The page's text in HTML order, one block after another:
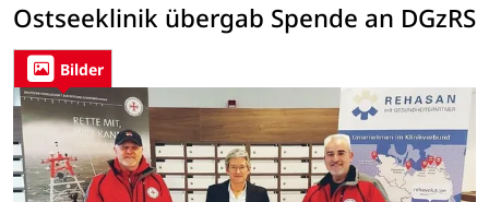
Ostseeklinik übergab Spende an DGzRS
Bilder